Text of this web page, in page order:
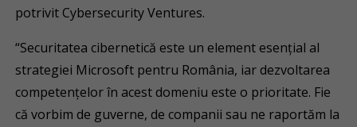
potrivit Cybersecurity Ventures.
“Securitatea cibernetică este un element esențial al
strategiei Microsoft pentru România, iar dezvoltarea
competențelor în acest domeniu este o prioritate. Fie
că vorbim de guverne, de companii sau ne raportăm la